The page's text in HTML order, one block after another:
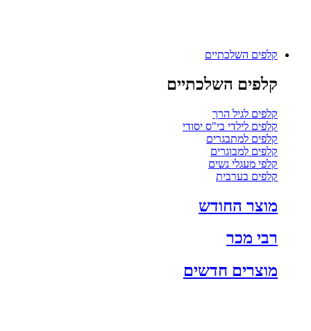
קלפים השלכתיים
קלפים השלכתיים
קלפים לגיל הרך
קלפים לילדי בי"ס יסודי
קלפים למתבגרים
קלפים למבוגרים
קלפי מעגלי נשים
קלפים בערבית
מוצר החודש
רבי מכר
מוצרים חדשים